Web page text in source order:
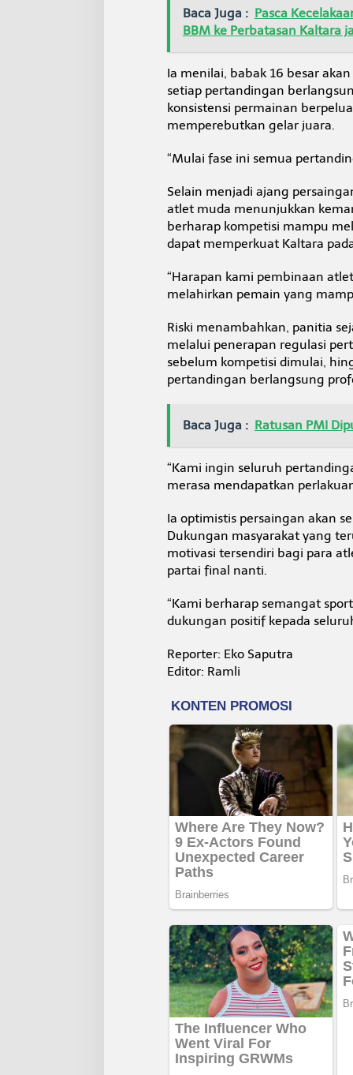
Baca Juga : Pasca
BBM ke Perbatasan Kaltara
Ia menilai, babak 16 besar
setiap pertandingan
konsistensi permainan
memperebutkan gelar juara.
“Mulai fase ini semua
Selain menjadi ajang
atlet muda menunjukkan
berharap kompetisi mampu
dapat memperkuat Kaltara
“Harapan kami pembinaan
melahirkan pemain yang
Riski menambahkan, panitia
melalui penerapan regulasi
sebelum kompetisi dimulai,
pertandingan berlangsung
Baca Juga : Ratusan PMI
“Kami ingin seluruh
merasa mendapatkan
Ia optimistis persaingan akan
Dukungan masyarakat yang
motivasi tersendiri bagi para
partai final nanti.
“Kami berharap semangat
dukungan positif kepada
Reporter: Eko Saputra
Editor: Ramli